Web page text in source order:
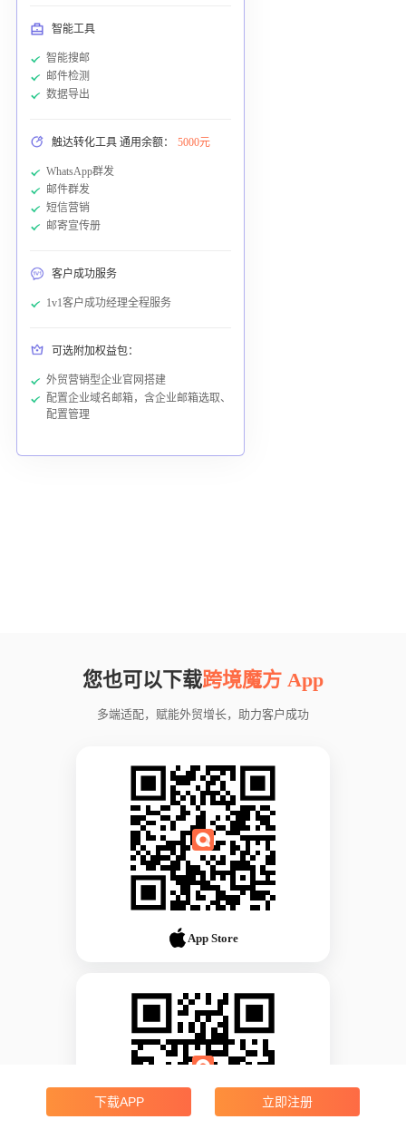
智能工具
智能搜邮
邮件检测
数据导出
触达转化工具 通用余额： 5000元
WhatsApp群发
邮件群发
短信营销
邮寄宣传册
客户成功服务
1v1客户成功经理全程服务
可选附加权益包：
外贸营销型企业官网搭建
配置企业域名邮箱，含企业邮箱选取、
配置管理
您也可以下载跨境魔方 App
多端适配，赋能外贸增长，助力客户成功
App Store
下载APP 立即注册